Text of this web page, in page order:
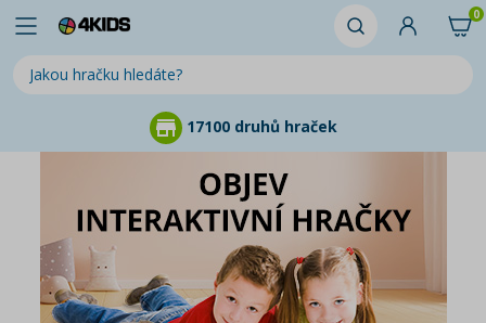
0
17100 druhů hraček